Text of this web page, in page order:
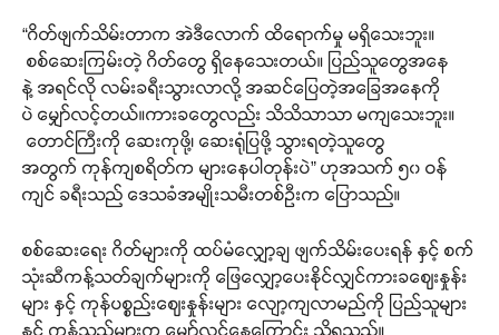
“ဂိတ်ဖျက်သိမ်းတာက အဲဒီလောက် ထိရောက်မှု မရှိသေးဘူး။
စစ်ဆေးကြမ်းတဲ့ ဂိတ်တွေ ရှိနေသေးတယ်။ ပြည်သူတွေအနေ
နဲ့ အရင်လို လမ်းခရီးသွားလာလို့ အဆင်ပြေတဲ့အခြေအနေကို
ပဲ မျှော်လင့်တယ်။ကားခတွေလည်း သိသိသာသာ မကျသေးဘူး။
တောင်ကြီးကို ဆေးကုဖို့၊ ဆေးရုံပြဖို့ သွားရတဲ့သူတွေ
အတွက် ကုန်ကျစရိတ်က များနေပါတုန်းပဲ” ဟုအသက် ၅၀ ဝန်
ကျင် ခရီးသည် ဒေသခံအမျိုးသမီးတစ်ဦးက ပြောသည်။
စစ်ဆေးရေး ဂိတ်များကို ထပ်မံလျှော့ချ ဖျက်သိမ်းပေးရန် နှင့် စက်
သုံးဆီကန့်သတ်ချက်များကို ဖြေလျှော့ပေးနိုင်လျှင်ကားခဈေးနှုန်း
များ နှင့် ကုန်ပစ္စည်းဈေးနှုန်းများ လျော့ကျလာမည်ကို ပြည်သူများ
နှင့် ကုန်သည်များက မျှော်လင့်နေကြောင်း သိရသည်။